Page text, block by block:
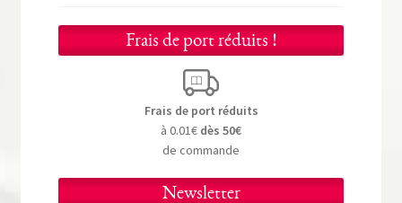
Frais de port réduits !
Frais de port réduits
à 0.01€ dès 50€
de commande
Newsletter